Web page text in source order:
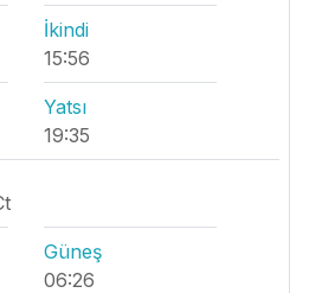
İkindi
15:56
Yatsı
19:35
Güneş
06:26